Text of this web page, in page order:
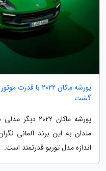
پورشه ماکان
گشت
پورشه ماکان
اندازه مدل توربو قدرتمند است.